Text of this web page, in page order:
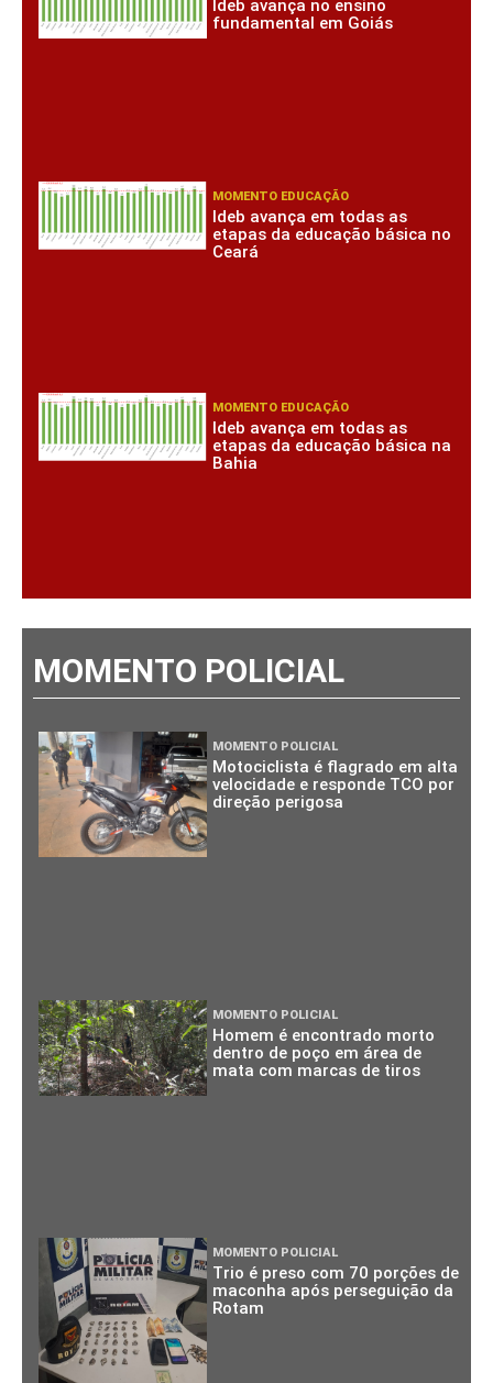
Ideb avança no ensino
fundamental em Goiás
MOMENTO EDUCAÇÃO
Ideb avança em todas as
etapas da educação básica no
Ceará
MOMENTO EDUCAÇÃO
Ideb avança em todas as
etapas da educação básica na
Bahia
MOMENTO POLICIAL
MOMENTO POLICIAL
Motociclista é flagrado em alta
velocidade e responde TCO por
direção perigosa
MOMENTO POLICIAL
Homem é encontrado morto
dentro de poço em área de
mata com marcas de tiros
MOMENTO POLICIAL
Trio é preso com 70 porções de
maconha após perseguição da
Rotam